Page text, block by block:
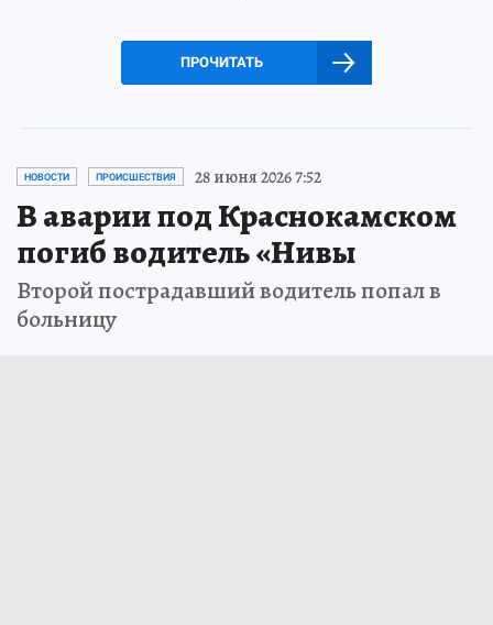
ПРОЧИТАТЬ
НОВОСТИ ПРОИСШЕСТВИЯ 28 июня 2026 7:52
В аварии под Краснокамском
погиб водитель «Нивы
Второй пострадавший водитель попал в
больницу